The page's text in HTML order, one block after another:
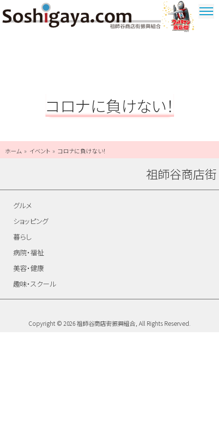
コロナに負けない！
ホーム イベント コロナに負けない！
祖師谷商店街
グルメ
ショッピング
暮らし
病院・福祉
美容・健康
趣味・スクール
Copyright © 2026 祖師谷商店街振興組合, All Rights Reserved.